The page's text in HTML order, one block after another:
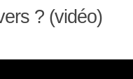
? (vidéo)